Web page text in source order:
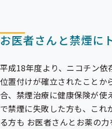
お医者さんと禁煙に
平成18年度より、ニコチン依
位置付けが確立されたことか
合、禁煙治療に健康保険が使
で禁煙に失敗した方も、これ
る方も お医者さんとお薬の